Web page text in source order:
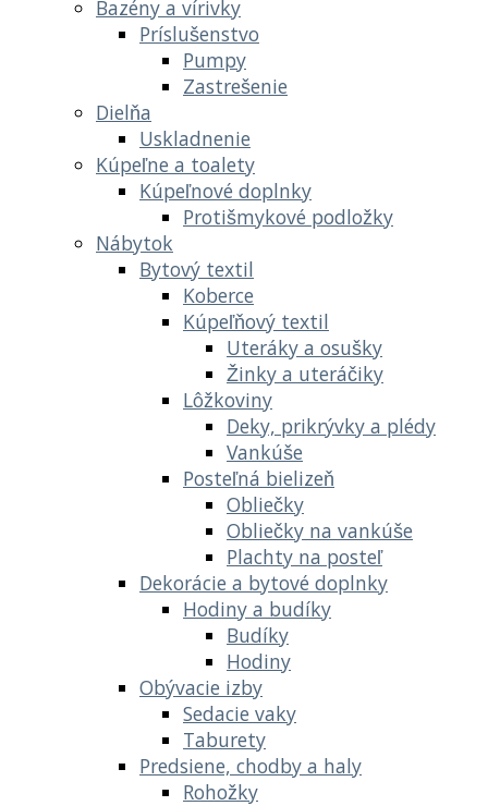
Bazény a vírivky
Príslušenstvo
Pumpy
Zastrešenie
Dielňa
Uskladnenie
Kúpeľne a toalety
Kúpeľnové doplnky
Protišmykové podložky
Nábytok
Bytový textil
Koberce
Kúpeľňový textil
Uteráky a osušky
Žinky a uteráčiky
Lôžkoviny
Deky, prikrývky a plédy
Vankúše
Posteľná bielizeň
Obliečky
Obliečky na vankúše
Plachty na posteľ
Dekorácie a bytové doplnky
Hodiny a budíky
Budíky
Hodiny
Obývacie izby
Sedacie vaky
Taburety
Predsiene, chodby a haly
Rohožky